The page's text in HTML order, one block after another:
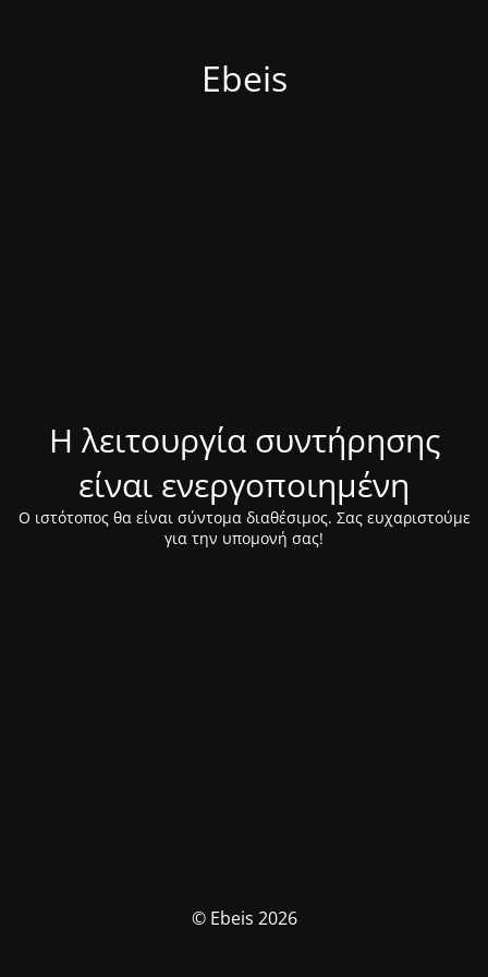
Ebeis
Η λειτουργία συντήρησης
είναι ενεργοποιημένη
Ο ιστότοπος θα είναι σύντομα διαθέσιμος. Σας ευχαριστούμε
για την υπομονή σας!
© Ebeis 2026